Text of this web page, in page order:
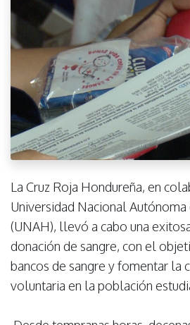
La Cruz Roja Hondureña, en
Universidad Nacional Autónoma
(UNAH), llevó a cabo una
donación de sangre, con el
bancos de sangre y fomentar la
voluntaria en la población